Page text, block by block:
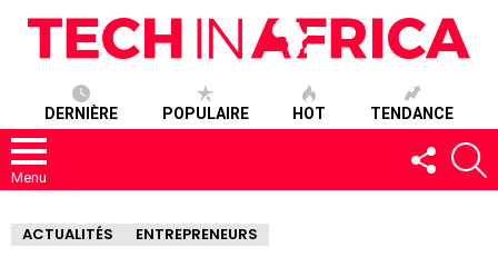
DERNIÈRE POPULAIRE HOT TENDANCE
Menu
SUIVEZ-
NOUS
ACTUALITÉS ENTREPRENEURS